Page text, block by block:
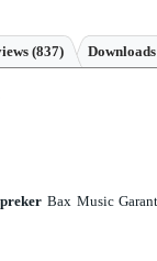
(837)
Bax Music